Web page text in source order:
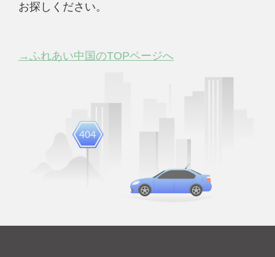
お探しください。
→ふれあい中国のTOPページへ